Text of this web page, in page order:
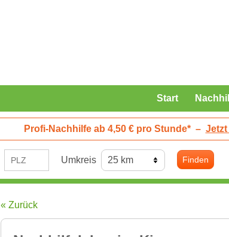
Start
Profi-Nachhilfe ab 4,50 € pro Stunde* –
Umkreis Finden
« Zurück